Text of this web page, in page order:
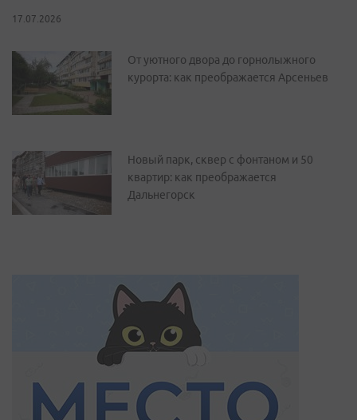
17.07.2026
От уютного двора до горнолыжного
курорта: как преображается Арсеньев
Новый парк, сквер с фонтаном и 50
квартир: как преображается
Дальнегорск